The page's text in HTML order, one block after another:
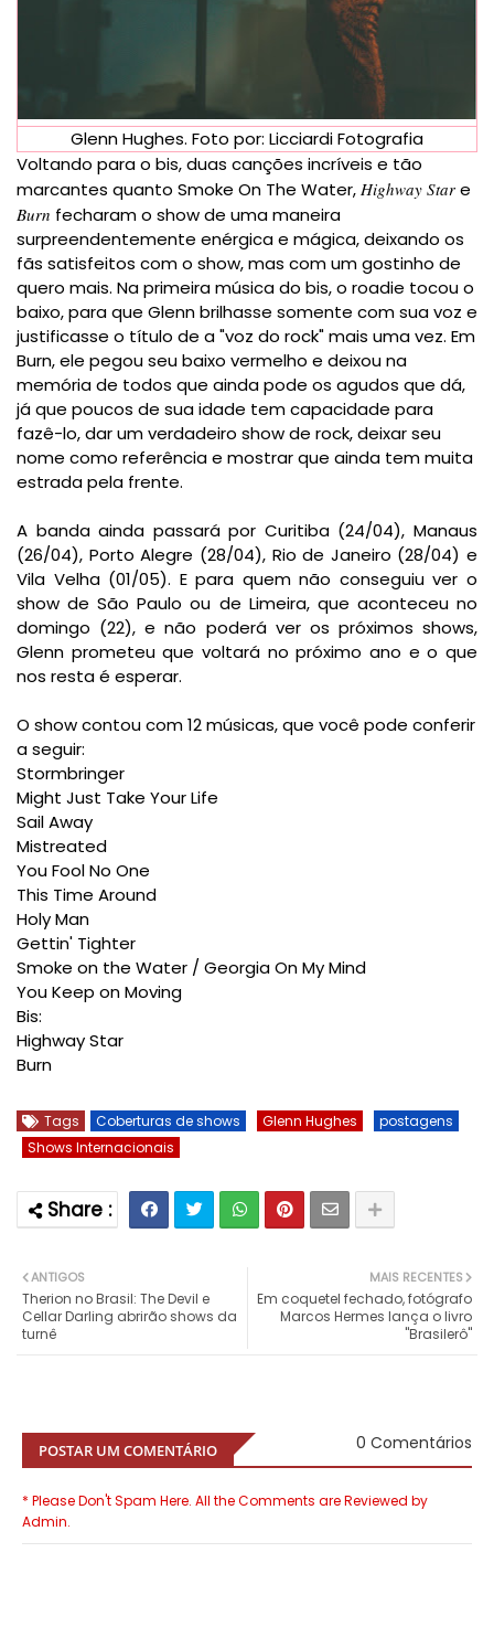
Glenn Hughes. Foto por: Licciardi Fotografia
Voltando para o bis, duas canções incríveis e tão
marcantes quanto Smoke On The Water, Highway Star e
Burn fecharam o show de uma maneira
surpreendentemente enérgica e mágica, deixando os
fãs satisfeitos com o show, mas com um gostinho de
quero mais. Na primeira música do bis, o roadie tocou o
baixo, para que Glenn brilhasse somente com sua voz e
justificasse o título de a "voz do rock" mais uma vez. Em
Burn, ele pegou seu baixo vermelho e deixou na
memória de todos que ainda pode os agudos que dá,
já que poucos de sua idade tem capacidade para
fazê-lo, dar um verdadeiro show de rock, deixar seu
nome como referência e mostrar que ainda tem muita
estrada pela frente.
A banda ainda passará por Curitiba (24/04), Manaus
(26/04), Porto Alegre (28/04), Rio de Janeiro (28/04) e
Vila Velha (01/05). E para quem não conseguiu ver o
show de São Paulo ou de Limeira, que aconteceu no
domingo (22), e não poderá ver os próximos shows,
Glenn prometeu que voltará no próximo ano e o que
nos resta é esperar.
O show contou com 12 músicas, que você pode conferir
a seguir:
Stormbringer
Might Just Take Your Life
Sail Away
Mistreated
You Fool No One
This Time Around
Holy Man
Gettin' Tighter
Smoke on the Water / Georgia On My Mind
You Keep on Moving
Bis:
Highway Star
Burn
Tags Coberturas de shows Glenn Hughes
postagens
Shows Internacionais
MAIS RECENTES
Em coquetel fechado, fotógrafo
Marcos Hermes lança o livro
"Brasilerô"
ANTIGOS
Therion no Brasil: The Devil e
Cellar Darling abrirão shows da
turnê
POSTAR UM COMENTÁRIO 0 Comentários
* Please Don't Spam Here. All the Comments are Reviewed by
Admin.